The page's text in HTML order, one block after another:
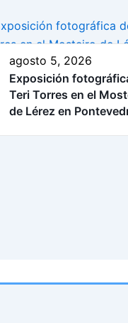
agosto 5, 2026
Exposición
Teri Torres en el
de Lérez en